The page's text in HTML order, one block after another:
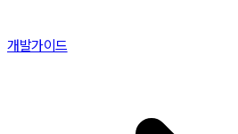
개발가이드